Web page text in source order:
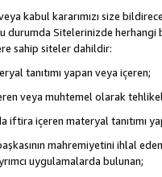
kabul kararımızı size
Sitelerinizde herhangi
sahip siteler dahildir:
tanıtımı yapan veya içeren;
veya muhtemel olarak
iftira içeren materyal tanıtımı
mahremiyetini ihlal
uygulamalarda bulunan;